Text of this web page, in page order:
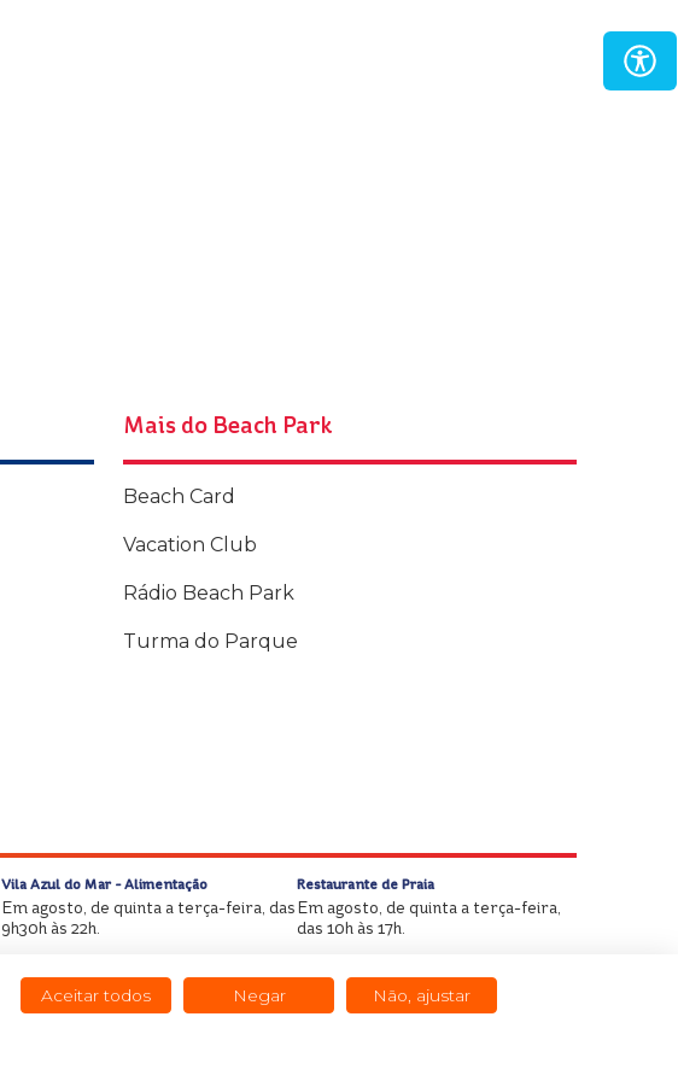
Mais do Beach Park
Beach Card
Vacation Club
Rádio Beach Park
Turma do Parque
Vila Azul do Mar - Alimentação
Em agosto, de quinta a terça-feira, das
9h30h às 22h.
Restaurante de Praia
Em agosto, de quinta a terça-feira,
das 10h às 17h.
Aceitar todos Negar Não, ajustar